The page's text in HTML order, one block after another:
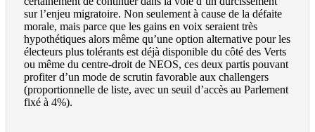
sur l’enjeu migratoire. Non seulement à cause de la défaite
morale, mais parce que les gains en voix seraient très
hypothétiques alors même qu’une option alternative pour les
électeurs plus tolérants est déjà disponible du côté des Verts
ou même du centre-droit de NEOS, ces deux partis pouvant
profiter d’un mode de scrutin favorable aux challengers
(proportionnelle de liste, avec un seuil d’accès au Parlement
fixé à 4%).